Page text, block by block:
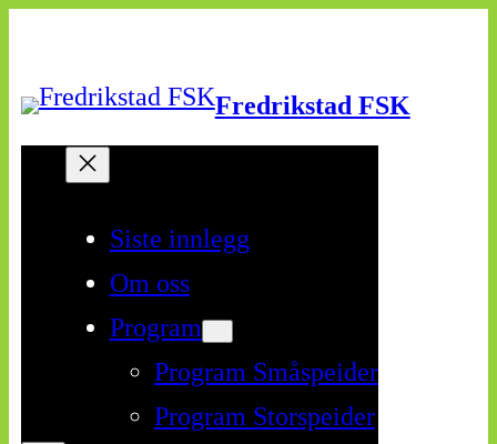
content
Fredrikstad FSK
Siste innlegg
Om oss
Program
Program Småspeider
Program Storspeider